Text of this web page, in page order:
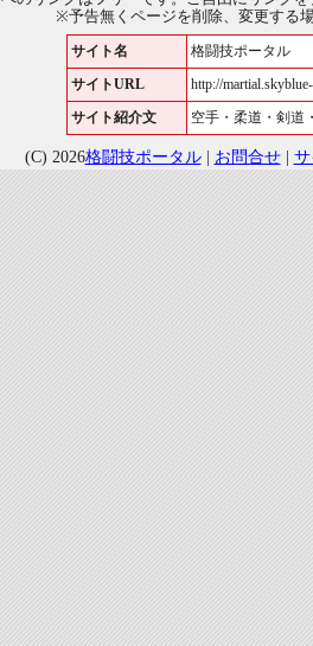
※予告無くページを削除、変更する
サイト名 格闘技ポータル
サイトURL http://
サイト紹介文 空手・柔道・剣道
(C) 2026格闘技ポータル| お問合せ|